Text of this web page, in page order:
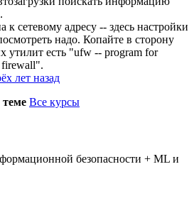
к сетевому адресу -- здесь настройки
надо. Копайте в сторону
утилит есть "ufw -- program for
firewall".
лет назад
теме Все курсы
безопасности + ML и